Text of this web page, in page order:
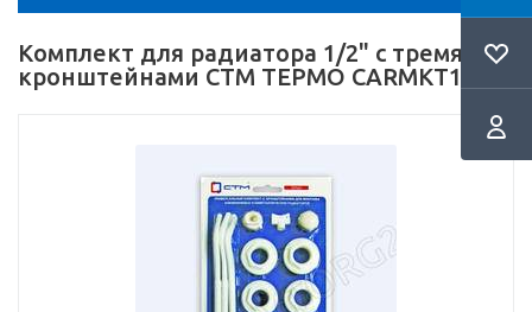
Комплект для радиатора 1/2" с тремя
кронштейнами CTM ТЕРМО CARMKT12